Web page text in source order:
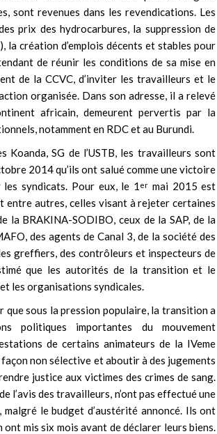
sont revenues dans les revendications. Les
prix des hydrocarbures, la suppression de
la création d’emplois décents et stables pour
de réunir les conditions de sa mise en
de la CCVC, d’inviter les travailleurs et le
organisée. Dans son adresse, il a relevé
africain, demeurent pervertis par la
notamment en RDC et au Burundi.
Koanda, SG de l’USTB, les travailleurs sont
2014 qu’ils ont salué comme une victoire
syndicats. Pour eux, le 1 er mai 2015 est
entre autres, celles visant à rejeter certaines
la BRAKINA-SODIBO, ceux de la SAP, de la
des agents de Canal 3, de la société des
greffiers, des contrôleurs et inspecteurs de
que les autorités de la transition et le
les organisations syndicales.
sous la pression populaire, la transition a
politiques importantes du mouvement
de certains animateurs de la IVeme
non sélective et aboutir à des jugements
justice aux victimes des crimes de sang.
l’avis des travailleurs, n’ont pas effectué une
le budget d’austérité annoncé. Ils ont
mis six mois avant de déclarer leurs biens.